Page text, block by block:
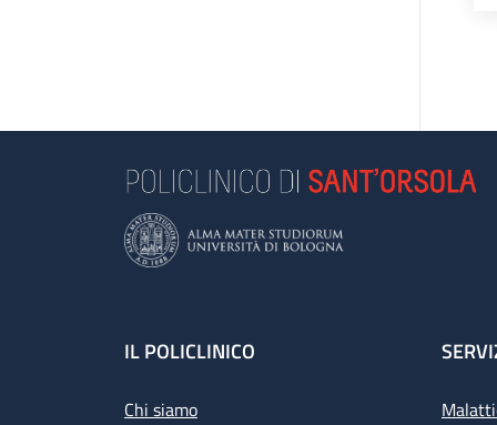
Footer
IL POLICLINICO
Chi siamo